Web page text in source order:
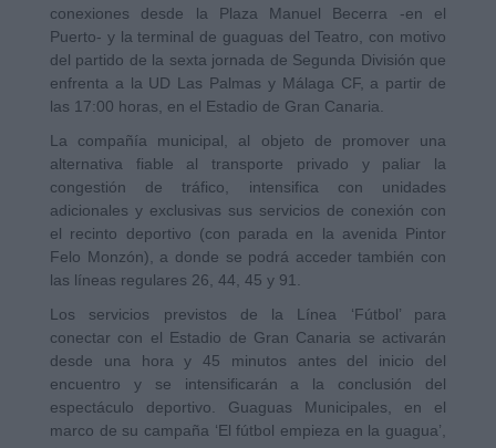
conexiones desde la Plaza Manuel Becerra -en el
Puerto- y la terminal de guaguas del Teatro, con motivo
del partido de la sexta jornada de Segunda División que
enfrenta a la UD Las Palmas y Málaga CF, a partir de
las 17:00 horas, en el Estadio de Gran Canaria.
La compañía municipal, al objeto de promover una
alternativa fiable al transporte privado y paliar la
congestión de tráfico, intensifica con unidades
adicionales y exclusivas sus servicios de conexión con
el recinto deportivo (con parada en la avenida Pintor
Felo Monzón), a donde se podrá acceder también con
las líneas regulares 26, 44, 45 y 91.
Los servicios previstos de la Línea ‘Fútbol’ para
conectar con el Estadio de Gran Canaria se activarán
desde una hora y 45 minutos antes del inicio del
encuentro y se intensificarán a la conclusión del
espectáculo deportivo. Guaguas Municipales, en el
marco de su campaña ‘El fútbol empieza en la guagua’,